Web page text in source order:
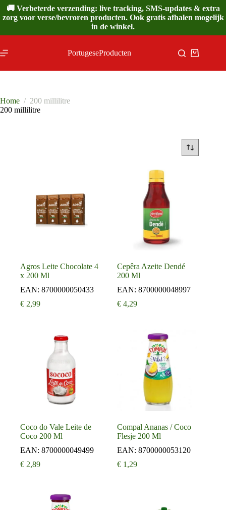
Ga
naar
de
🚚 Verbeterde verzending: live tracking, SMS-updates & extra
zorg voor verse/bevroren producten. Ook gratis afhalen mogelijk
in de winkel.
PortugeseProducten
Home / 200 millilitre
200 millilitre
Agros Leite Chocolate 4
x 200 Ml
EAN: 8700000050433
€ 2,99
Cepêra Azeite Dendé
200 Ml
EAN:8700000048997
€ 4,29
Coco do Vale Leite de
Coco 200 Ml
EAN: 8700000049499
€ 2,89
Compal Ananas / Coco
Flesje 200 Ml
EAN:8700000053120
€ 1,29